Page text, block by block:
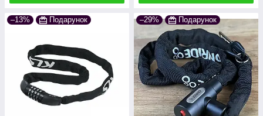
–13% Подарунок –29% Подарунок